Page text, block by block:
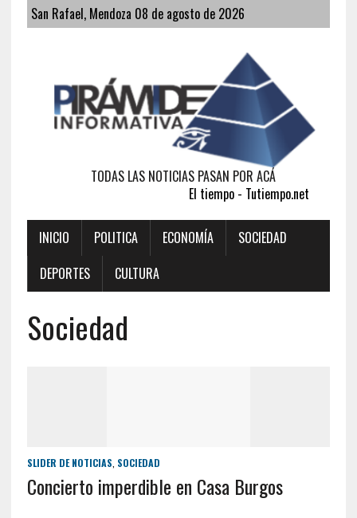
San Rafael, Mendoza 08 de agosto de 2026
TODAS LAS NOTICIAS PASAN POR ACÁ
El tiempo - Tutiempo.net
INICIO POLITICA ECONOMÍA
SOCIEDAD
DEPORTES
CULTURA
Sociedad
SLIDER DE NOTICIAS SOCIEDAD
Concierto imperdible en Casa Burgos